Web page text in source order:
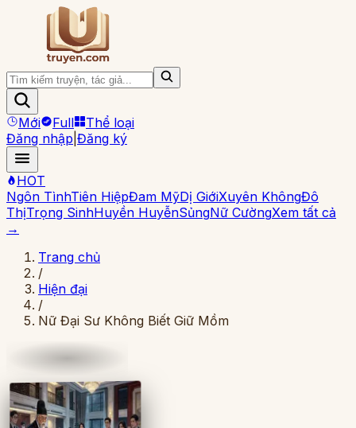
Mới Full
Thể loại
Đăng nhập Đăng ký
HOT
Ngôn TìnhTiên HiệpĐam MỹDị GiớiXuyên KhôngĐô
ThịTrọng SinhHuyền HuyễnSủngNữ CườngXem tất cả
→
Trang chủ
/
Hiện đại
/
Nữ Đại Sư Không Biết Giữ Mồm